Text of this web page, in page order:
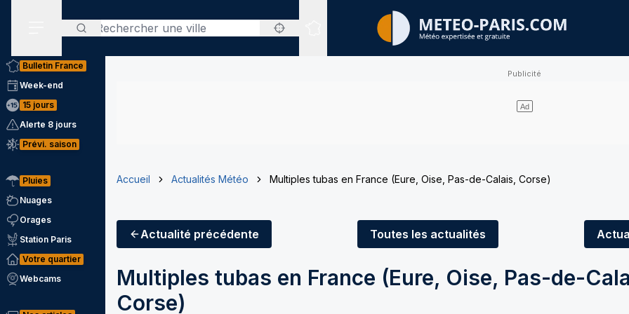
Rechercher
Sites expertisés
Bulletin France
Week-end
15 jours
Alerte 8 jours
Prévi. saison
Pluies
Nuages
Orages
Station Paris
Votre quartier
Webcams
Accueil Actualités Météo Multiples tubas en France (Eure, Oise, Pas-de-Calais, Corse)
Actualité précédente Toutes les actualités
Multiples tubas en France (Eure, Oise, Pas-de-
Corse)